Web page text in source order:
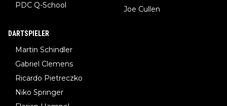
PDC Q-School
Joe Cullen
DARTSPIELER
Martin Schindler
Gabriel Clemens
Ricardo Pietreczko
Niko Springer